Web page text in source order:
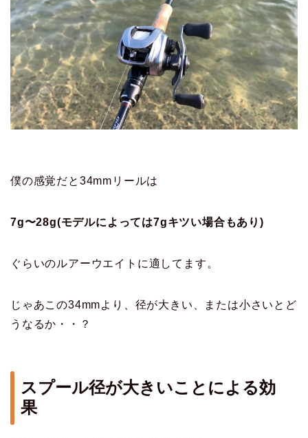
僕の感覚だと34mmリールは
7g〜28g(モデルによっては7gキツい場合もあり)
ぐらいのルアーウエイトに適してます。
じゃあこの34mmより、径が大きい、または小さいとど
うなるか・・？
スプール径が大きいことによる効
果